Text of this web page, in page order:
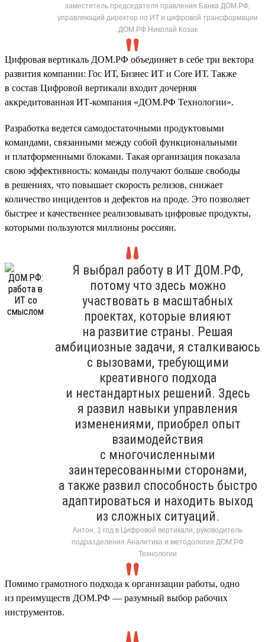
заместитель председателя правления Банка ДОМ.РФ,
управляющий директор по ИТ и цифровой трансформации
ДОМ.РФ Николай Козак
Цифровая вертикаль ДОМ.РФ объединяет в себе три вектора
развития компании: Гос ИТ, Бизнес ИТ и Core ИТ. Также
в состав Цифровой вертикали входит дочерняя
аккредитованная ИТ-компания «ДОМ.РФ Технологии».
Разработка ведется самодостаточными продуктовыми
командами, связанными между собой функциональными
и платформенными блоками. Такая организация показала
свою эффективность: команды получают больше свободы
в решениях, что повышает скорость релизов, снижает
количество инцидентов и дефектов на проде. Это позволяет
быстрее и качественнее реализовывать цифровые продукты,
которыми пользуются миллионы россиян.
Я выбрал работу в ИТ ДОМ.РФ,
потому что здесь можно
участвовать в масштабных
проектах, которые влияют
на развитие страны. Решая
амбициозные задачи, я сталкиваюсь
с вызовами, требующими
креативного подхода
и нестандартных решений. Здесь
я развил навыки управления
изменениями, приобрел опыт
взаимодействия
с многочисленными
заинтересованными сторонами,
а также развил способность быстро
адаптироваться и находить выход
из сложных ситуаций.
Антон, 1 год в Цифровой вертикали, руководитель
подразделения Аналитика и методология ДОМ.РФ
Технологии
Помимо грамотного подхода к организации работы, одно
из преимуществ ДОМ.РФ — разумный выбор рабочих
инструментов.